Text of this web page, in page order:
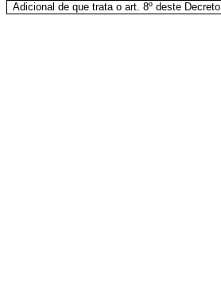
Adicional de que trata o art. 8º deste Decreto